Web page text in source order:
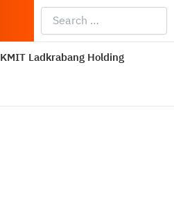
Search
KMIT Ladkrabang Holding